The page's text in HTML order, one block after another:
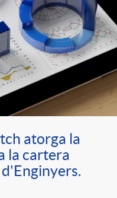
atorga la
la cartera